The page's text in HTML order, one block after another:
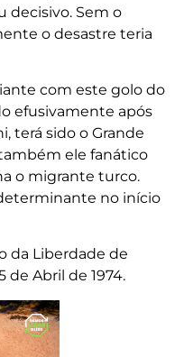
decisivo. Sem o
o desastre teria
com este golo do
efusivamente após
terá sido o Grande
ele fanático
o migrante turco.
no início
da Liberdade de
de Abril de 1974.